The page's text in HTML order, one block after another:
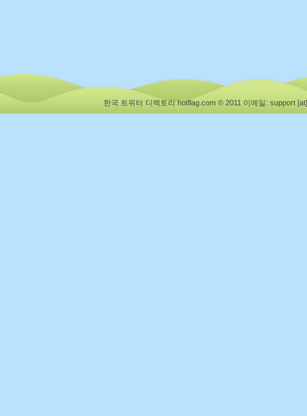
한국 트위터 디렉토리 hotflag.com © 2011 이메일: support